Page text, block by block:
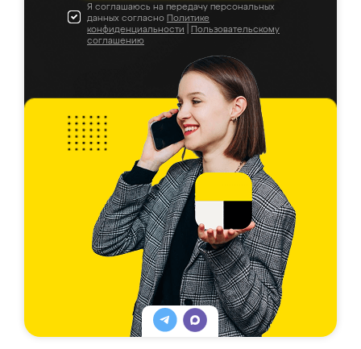
Я соглашаюсь на передачу персональных
данных согласно Политике
конфиденциальности
Пользовательскому
соглашению